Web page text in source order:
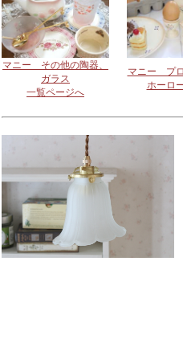
マニー その他の陶器、
ガラス
一覧ページへ
マニー プ
ホーロ